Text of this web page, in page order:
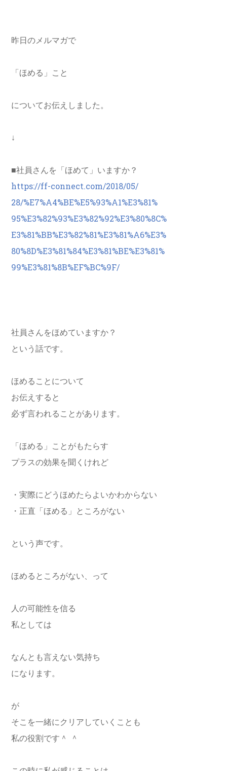
昨日のメルマガで
「ほめる」こと
についてお伝えしました。
↓
■社員さんを「ほめて」いますか？
https://ff-connect.com/2018/05/
28/%E7%A4%BE%E5%93%A1%E3%81%
95%E3%82%93%E3%82%92%E3%80%8C%
E3%81%BB%E3%82%81%E3%81%A6%E3%
80%8D%E3%81%84%E3%81%BE%E3%81%
99%E3%81%8B%EF%BC%9F/
社員さんをほめていますか？
という話です。
ほめることについて
お伝えすると
必ず言われることがあります。
「ほめる」ことがもたらす
プラスの効果を聞くけれど
・実際にどうほめたらよいかわからない
・正直「ほめる」ところがない
という声です。
ほめるところがない、って
人の可能性を信る
私としては
なんとも言えない気持ち
になります。
が
そこを一緒にクリアしていくことも
私の役割です＾ ＾